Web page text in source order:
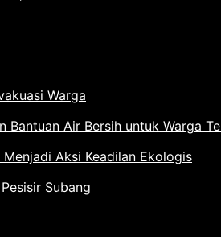
Warga
Air Bersih untuk Warga
Aksi Keadilan Ekologis
Subang